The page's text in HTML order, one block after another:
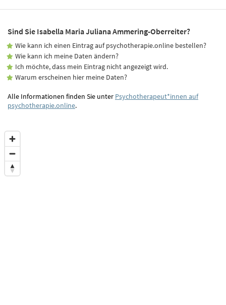
Sind Sie Isabella Maria Juliana Ammering-Oberreiter?
Wie kann ich einen Eintrag auf psychotherapie.online bestellen?
Wie kann ich meine Daten ändern?
Ich möchte, dass mein Eintrag nicht angezeigt wird.
Warum erscheinen hier meine Daten?
Alle Informationen finden Sie unter Psychotherapeut*innen auf
psychotherapie.online.